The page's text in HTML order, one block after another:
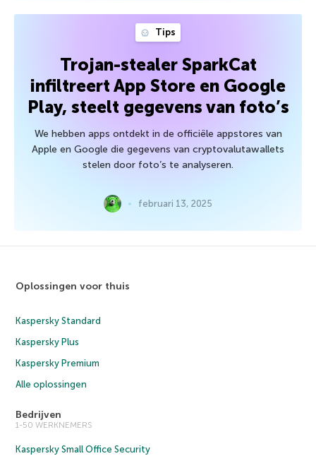
Tips
Trojan-stealer SparkCat
infiltreert App Store en Google
Play, steelt gegevens van foto’s
We hebben apps ontdekt in de officiële appstores van
Apple en Google die gegevens van cryptovalutawallets
stelen door foto’s te analyseren.
februari 13, 2025
Oplossingen voor thuis
Kaspersky Standard
Kaspersky Plus
Kaspersky Premium
Alle oplossingen
Bedrijven
1-50 WERKNEMERS
Kaspersky Small Office Security